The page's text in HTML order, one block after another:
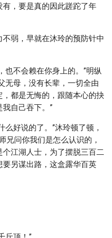
，要是真的因此蹉跎了年
弱，早就在沐玲的预防针中
也不会赖在你身上的。”明纵
无母，没有长辈，一切全由
都是无悔的，跟随本心的抉
自己吞下。”
么好说的了。”沐玲顿了顿，
兄问你我们是怎么认识的，
江湖人士，为了摆脱三百二
另谋出路，这盒露华百英